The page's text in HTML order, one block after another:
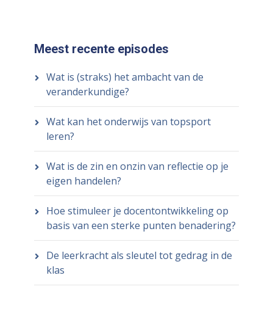
Meest recente episodes
Wat is (straks) het ambacht van de
veranderkundige?
Wat kan het onderwijs van topsport
leren?
Wat is de zin en onzin van reflectie op je
eigen handelen?
Hoe stimuleer je docentontwikkeling op
basis van een sterke punten benadering?
De leerkracht als sleutel tot gedrag in de
klas